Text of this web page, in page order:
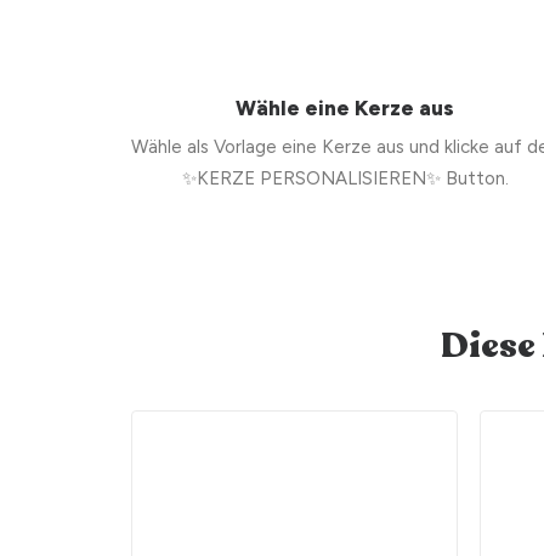
Wähle eine Kerze aus
Wähle als Vorlage eine Kerze aus und klicke auf
✨KERZE PERSONALISIEREN✨ Button.